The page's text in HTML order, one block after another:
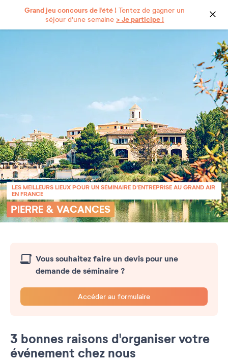
Grand jeu concours de l'été ! Tentez de gagner un
séjour d'une semaine > Je participe !
LES MEILLEURS LIEUX POUR UN SÉMINAIRE D'ENTREPRISE AU GRAND AIR
EN FRANCE
PIERRE & VACANCES
Vous souhaitez faire un devis pour une
demande de séminaire ?
Accéder au formulaire
3 bonnes raisons d'organiser votre
événement chez nous